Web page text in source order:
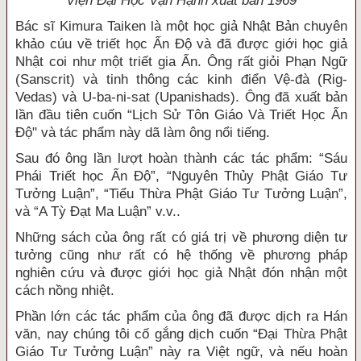
Bác sĩ Kimura Taiken là một học giả Nhật Bản chuyên
khảo cúu về triết học Ấn Độ và đã được giới học giả
Nhật coi như một triết gia Ẩn. Ông rất giỏi Phạn Ngữ
(Sanscrit) và tinh thông các kinh điển Vệ-đà (Rig-
Vedas) và U-ba-ni-sat (Upanishads). Ông đã xuất bản
lần đầu tiên cuốn “Lịch Sử Tôn Giáo Và Triết Học Ấn
Độ" và tác phẩm này dã làm ông nổi tiếng.
Sau đó ông lần lượt hoàn thành các tác phẩm: “Sáu
Phái Triết học Ấn Độ”, “Nguyên Thủy Phật Giáo Tư
Tưởng Luận”, “Tiểu Thừa Phật Giáo Tư Tưởng Luận”,
và “A Tỳ Đạt Ma Luận” v.v..
Những sách của ông rất có giá trị về phương diện tư
tưởng cũng như rất có hệ thống về phương pháp
nghiên cứu và được giới học giả Nhật đón nhận một
cách nồng nhiệt.
Phần lớn các tác phẩm của ông đã được dịch ra Hán
văn, nay chúng tôi cố gắng dịch cuốn “Đại Thừa Phật
Giáo Tư Tưởng Luận” này ra Việt ngữ, và nếu hoàn